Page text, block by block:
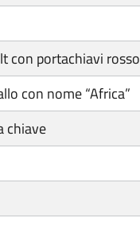
con portachiavi rosso
con nome “Africa”
chiave